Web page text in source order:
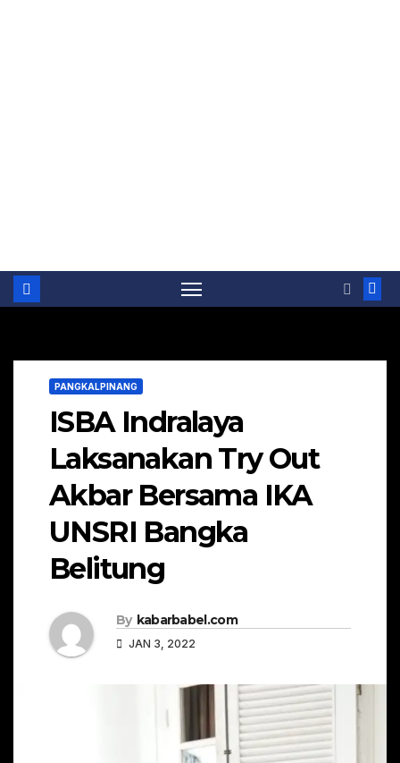
PANGKALPINANG
ISBA Indralaya
Laksanakan Try Out
Akbar Bersama IKA
UNSRI Bangka
Belitung
By kabarbabel.com
JAN 3, 2022